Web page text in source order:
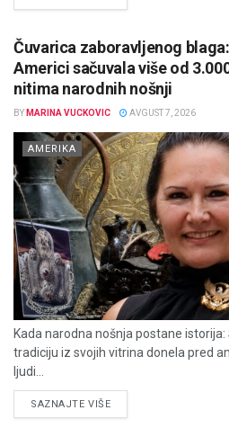
Čuvarica zaboravljenog
Americi sačuvala više od
nitima narodnih nošnji
BY MARINA VUCKOVIC AVGUST 7, 2026
AMERIKA
Kada narodna nošnja postane
tradiciju iz svojih vitrina donela pred
ljudi...
SAZNAJTE VIŠEDETAILS